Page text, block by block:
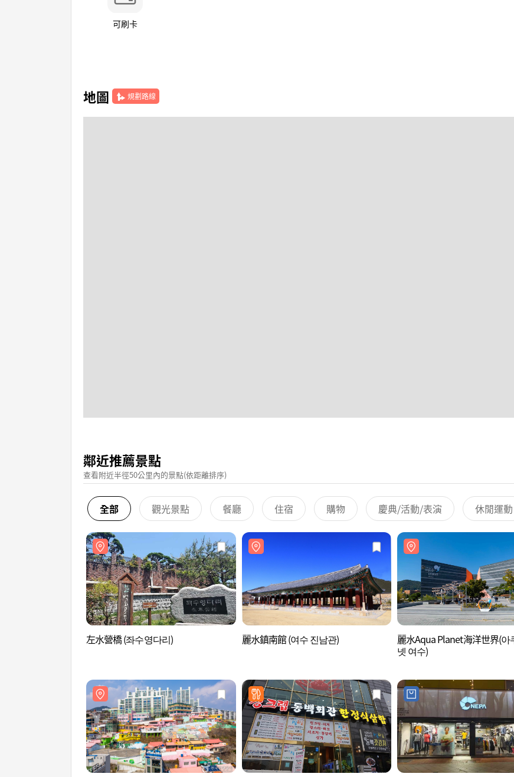
可刷卡
地圖 規劃路線
鄰近推薦景點
查看附近半徑50公里內的景點(依距離排序)
全部 觀光景點 餐廳 住宿 購物 慶典/活動/表演 休閒運動
左水營橋 (좌수영다리) 麗水鎮南館 (여수 진남관)
麗水Aqua Planet海洋世界(아
넷 여수)